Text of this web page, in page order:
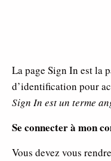
La page Sign In est la
d’identification pour
Sign In est un terme
Se connecter à mon
Vous devez vous